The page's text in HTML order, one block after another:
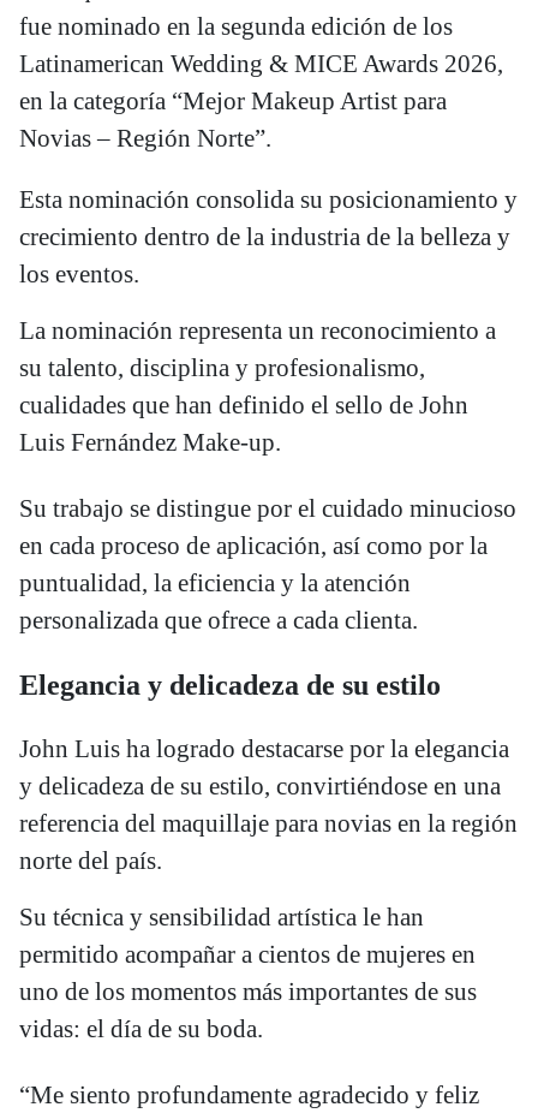
fue nominado en la segunda edición de los
Latinamerican Wedding & MICE Awards 2026,
en la categoría “Mejor Makeup Artist para
Novias – Región Norte”.
Esta nominación consolida su posicionamiento y
crecimiento dentro de la industria de la belleza y
los eventos.
La nominación representa un reconocimiento a
su talento, disciplina y profesionalismo,
cualidades que han definido el sello de John
Luis Fernández Make-up.
Su trabajo se distingue por el cuidado minucioso
en cada proceso de aplicación, así como por la
puntualidad, la eficiencia y la atención
personalizada que ofrece a cada clienta.
Elegancia y delicadeza de su estilo
John Luis ha logrado destacarse por la elegancia
y delicadeza de su estilo, convirtiéndose en una
referencia del maquillaje para novias en la región
norte del país.
Su técnica y sensibilidad artística le han
permitido acompañar a cientos de mujeres en
uno de los momentos más importantes de sus
vidas: el día de su boda.
“Me siento profundamente agradecido y feliz